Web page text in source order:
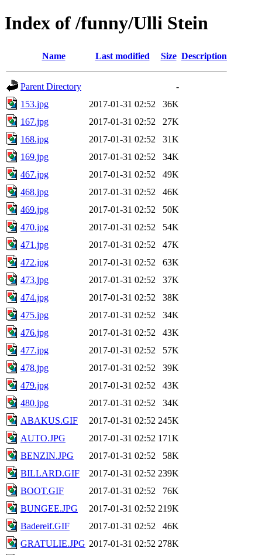
Index of /funny/Ulli Stein
Name Last modified Size Description
Parent Directory
-
153.jpg
2017-01-31 02:52
36K
167.jpg
2017-01-31 02:52
27K
168.jpg
2017-01-31 02:52
31K
169.jpg
2017-01-31 02:52
34K
467.jpg
2017-01-31 02:52
49K
468.jpg
2017-01-31 02:52
46K
469.jpg
2017-01-31 02:52
50K
470.jpg
2017-01-31 02:52
54K
471.jpg
2017-01-31 02:52
47K
472.jpg
2017-01-31 02:52
63K
473.jpg
2017-01-31 02:52
37K
474.jpg
2017-01-31 02:52
38K
475.jpg
2017-01-31 02:52
34K
476.jpg
2017-01-31 02:52
43K
477.jpg
2017-01-31 02:52
57K
478.jpg
2017-01-31 02:52
39K
479.jpg
2017-01-31 02:52
43K
480.jpg
2017-01-31 02:52
34K
ABAKUS.GIF
2017-01-31 02:52 245K
AUTO.JPG
2017-01-31 02:52 171K
BENZIN.JPG
2017-01-31 02:52
58K
BILLARD.GIF
2017-01-31 02:52 239K
BOOT.GIF
2017-01-31 02:52
76K
BUNGEE.JPG
2017-01-31 02:52 219K
Badereif.GIF
2017-01-31 02:52
46K
GRATULIE.JPG 2017-01-31 02:52 278K